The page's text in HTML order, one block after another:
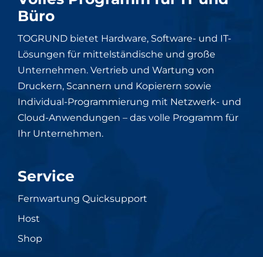
Büro
TOGRUND bietet Hardware, Software- und IT-
Lösungen für mittelständische und große
Unternehmen. Vertrieb und Wartung von
Druckern, Scannern und Kopierern sowie
Individual-Programmierung mit Netzwerk- und
Cloud-Anwendungen – das volle Programm für
Ihr Unternehmen.
Service
Fernwartung Quicksupport
Host
Shop